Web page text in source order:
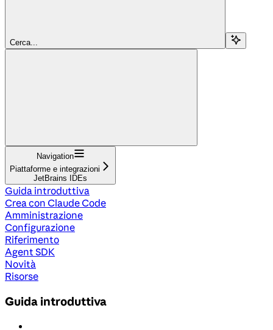
Cerca...
Navigation
Piattaforme e integrazioni
JetBrains IDEs
Guida introduttiva
Crea con Claude Code
Amministrazione
Configurazione
Riferimento
Agent SDK
Novità
Risorse
Guida introduttiva